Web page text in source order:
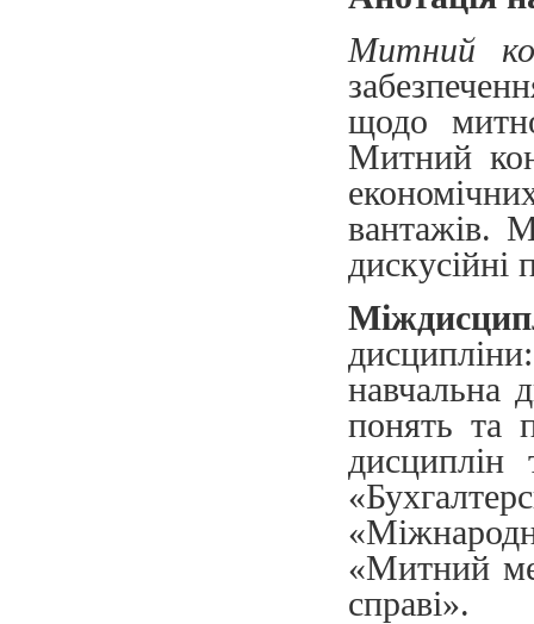
Митний
щодо
Митний
вантажів.
навчальна
понять та
«Митний
справі».